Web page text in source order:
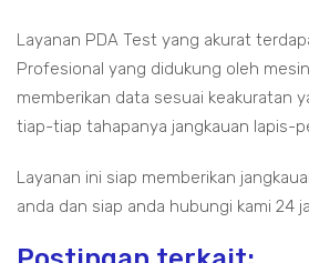
Layanan PDA Test yang akurat
Profesional yang didukung oleh
memberikan data sesuai keakuratan
tiap-tiap tahapanya jangkauan lapis-
Layanan ini siap memberikan
anda dan siap anda hubungi kami 24